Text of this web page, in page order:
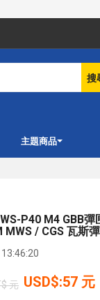
搜
主題商品
P40 M4 GBB
MWS / CGS 瓦斯
元 USD$:57 元